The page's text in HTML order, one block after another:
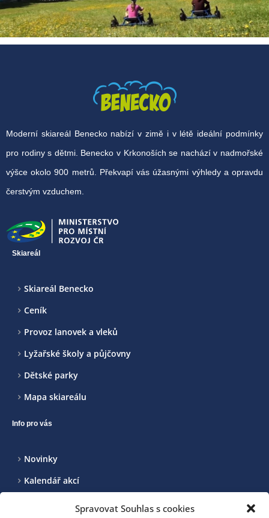
Spravovat Souhlas s cookies
Moderní skiareál Benecko nabízí v zimě i v létě ideální podmínky
pro rodiny s dětmi. Benecko v Krkonoších se nachází v nadmořské
výšce okolo 900 metrů. Překvapí vás úžasnými výhledy a opravdu
čerstvým vzduchem.
Skiareál
Skiareál Benecko
Ceník
Provoz lanovek a vleků
Lyžařské školy a půjčovny
Dětské parky
Mapa skiareálu
Info pro vás
Novinky
Kalendář akcí